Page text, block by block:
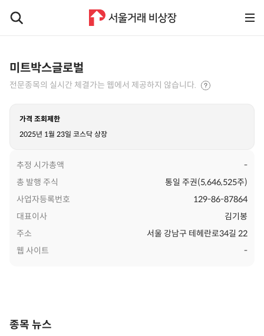
미트박스글로벌
전문종목의 실시간 체결가는 웹에서 제공하지 않습니다.
가격 조회제한
2025년 1월 23일 코스닥 상장
추정 시가총액
-
총 발행 주식
통일 주권(5,646,525주)
사업자등록번호
129-86-87864
대표이사
김기봉
주소
서울 강남구 테헤란로34길 22
웹 사이트
-
종목 뉴스